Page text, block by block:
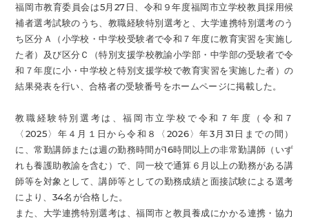
福岡市教育委員会は5月27日、令和９年度福岡市立学校教員採用候
補者選考試験のうち、教職経験特別選考と、大学連携特別選考のう
ち区分Ａ（小学校・中学校受験者で令和７年度に教育実習を実施し
た者）及び区分Ｃ（特別支援学校教諭小学部・中学部の受験者で令
和７年度に小・中学校と特別支援学校で教育実習を実施した者）の
結果発表を行い、合格者の受験番号をホームページに掲載した。
教職経験特別選考は、福岡市立学校で令和７年度（令和７
〈2025〉年４月１日から令和８〈2026〉年3月31日までの間）
に、常勤講師または週の勤務時間が16時間以上の非常勤講師（いず
れも養護助教諭を含む）で、同一校で通算６月以上の勤務がある講
師等を対象として、講師等としての勤務成績と面接試験による選考
により、34名が合格した。
また、大学連携特別選考は、福岡市と教員養成にかかる連携・協力